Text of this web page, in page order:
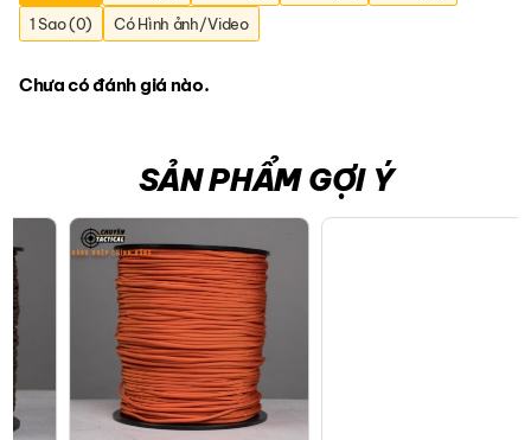
1 Sao (0)
Có Hình ảnh/Video
Chưa có đánh giá nào.
SẢN PHẨM GỢI Ý